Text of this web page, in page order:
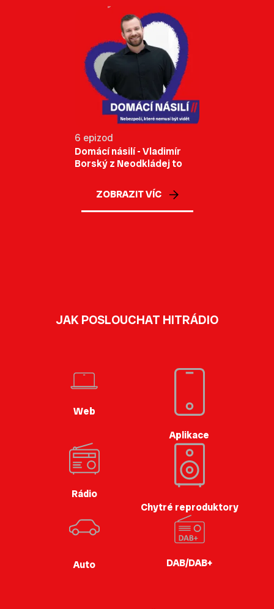
6 epizod
Domácí násilí - Vladimír
Borský z Neodkládej to
ZOBRAZIT VÍC
JAK POSLOUCHAT HITRÁDIO
Web
Aplikace
Rádio
Chytré reproduktory
Auto DAB/DAB+